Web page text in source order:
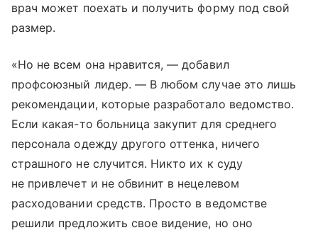
врач может поехать и получить форму под свой
размер.
«Но не всем она нравится, — добавил
профсоюзный лидер. — В любом случае это лишь
рекомендации, которые разработало ведомство.
Если какая-то больница закупит для среднего
персонала одежду другого оттенка, ничего
страшного не случится. Никто их к суду
не привлечет и не обвинит в нецелевом
расходовании средств. Просто в ведомстве
решили предложить свое видение, но оно